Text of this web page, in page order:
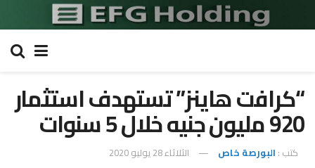
“كرافت هاينز” تستهدف استثمار
920 مليون جنيه خلال 5 سنوات
كتب : البورصة خاص الثلاثاء 28 يوليو 2020